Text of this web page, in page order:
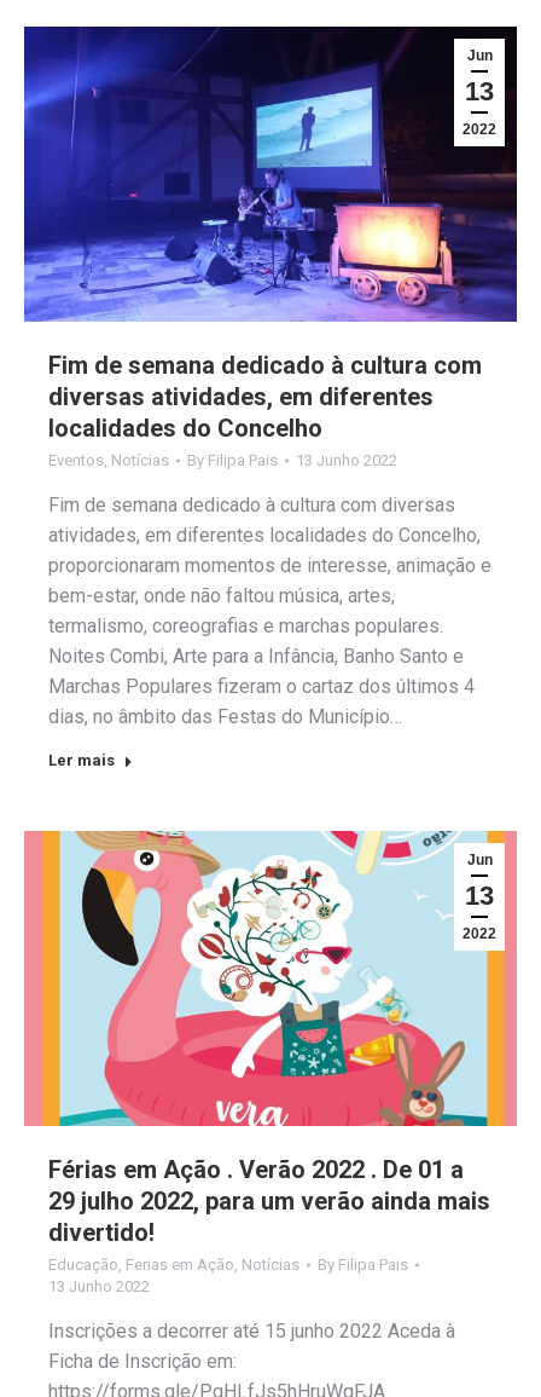
Jun
13
2022
Fim de semana dedicado à cultura com
diversas atividades, em diferentes
localidades do Concelho
Eventos, Notícias By Filipa Pais 13 Junho 2022
Fim de semana dedicado à cultura com diversas
atividades, em diferentes localidades do Concelho,
proporcionaram momentos de interesse, animação e
bem-estar, onde não faltou música, artes,
termalismo, coreografias e marchas populares.
Noites Combi, Arte para a Infância, Banho Santo e
Marchas Populares fizeram o cartaz dos últimos 4
dias, no âmbito das Festas do Município…
Ler mais
Jun
13
2022
Férias em Ação . Verão 2022 . De 01 a
29 julho 2022, para um verão ainda mais
divertido!
Educação, Ferias em Ação, Notícias By Filipa Pais
13 Junho 2022
Inscrições a decorrer até 15 junho 2022 Aceda à
Ficha de Inscrição em:
https://forms.gle/PgHLfJs5hHruWqFJA